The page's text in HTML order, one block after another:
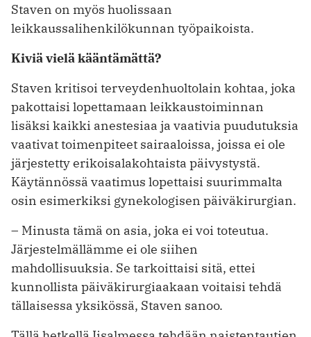
Staven on myös huolissaan
leikkaussalihenkilökunnan työpaikoista.
Kiviä vielä kääntämättä?
Staven kritisoi terveydenhuoltolain kohtaa, joka
pakottaisi lopettamaan leikkaustoiminnan
lisäksi kaikki anestesiaa ja vaativia puudutuksia
vaativat toimenpiteet sairaaloissa, joissa ei ole
järjestetty erikoisalakohtaista päivystystä.
Käytännössä vaatimus lopettaisi suurimmalta
osin esimerkiksi gynekologisen päiväkirurgian.
– Minusta tämä on asia, joka ei voi toteutua.
Järjestelmällämme ei ole siihen
mahdollisuuksia. Se tarkoittaisi sitä, ettei
kunnollista päiväkirurgiaakaan voitaisi tehdä
tällaisessa yksikössä, Staven sanoo.